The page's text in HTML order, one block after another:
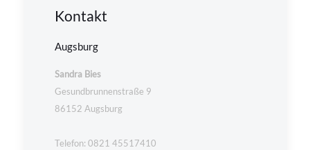
Kontakt
Augsburg
Sandra Bies
Gesundbrunnenstraße 9
86152 Augsburg
Telefon: 0821 45517410